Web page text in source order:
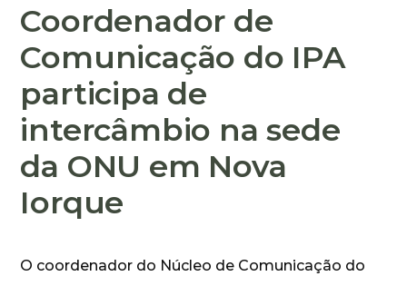
Coordenador de
Comunicação do IPA
participa de
intercâmbio na sede
da ONU em Nova
Iorque
O coordenador do Núcleo de Comunicação do